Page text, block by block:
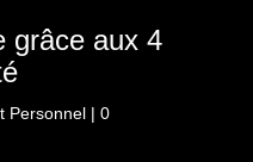
grâce aux 4
Personnel| 0